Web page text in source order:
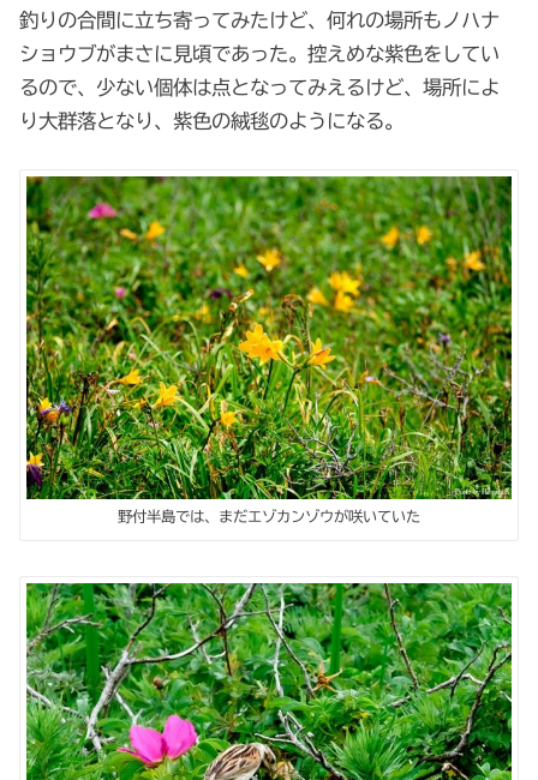
釣りの合間に立ち寄ってみたけど、何れの場所もノハナ
ショウブがまさに見頃であった。控えめな紫色をしてい
るので、少ない個体は点となってみえるけど、場所によ
り大群落となり、紫色の絨毯のようになる。
野付半島では、まだエゾカンゾウが咲いていた